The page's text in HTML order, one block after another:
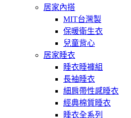
居家內搭
MIT台灣製
保暖衛生衣
兒童背心
居家睡衣
睡衣睡褲組
長袖睡衣
細肩帶性感睡衣
經典棉質睡衣
睡衣全系列